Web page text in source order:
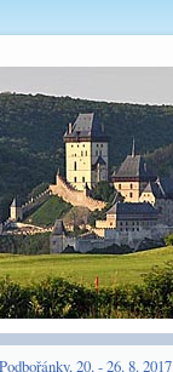
20. - 26. 8. 2017